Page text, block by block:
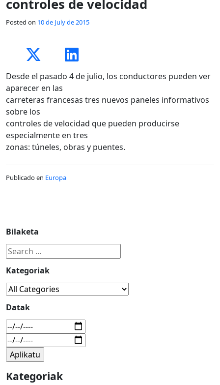
controles de velocidad
Posted on 10 de July de 2015
Desde el pasado 4 de julio, los conductores pueden ver
aparecer en las
carreteras francesas tres nuevos paneles informativos
sobre los
controles de velocidad que pueden producirse
especialmente en tres
zonas: túneles, obras y puentes.
Publicado en Europa
Bilaketa
Kategoriak
Datak
Kategoriak